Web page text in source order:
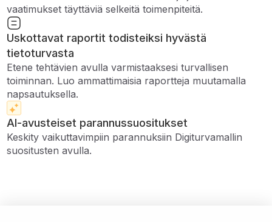
vaatimukset täyttäviä selkeitä toimenpiteitä.
Uskottavat raportit todisteiksi hyvästä
tietoturvasta
Etene tehtävien avulla varmistaaksesi turvallisen
toiminnan. Luo ammattimaisia ​​raportteja muutamalla
napsautuksella.
AI-avusteiset parannussuositukset
Keskity vaikuttavimpiin parannuksiin Digiturvamallin
suositusten avulla.